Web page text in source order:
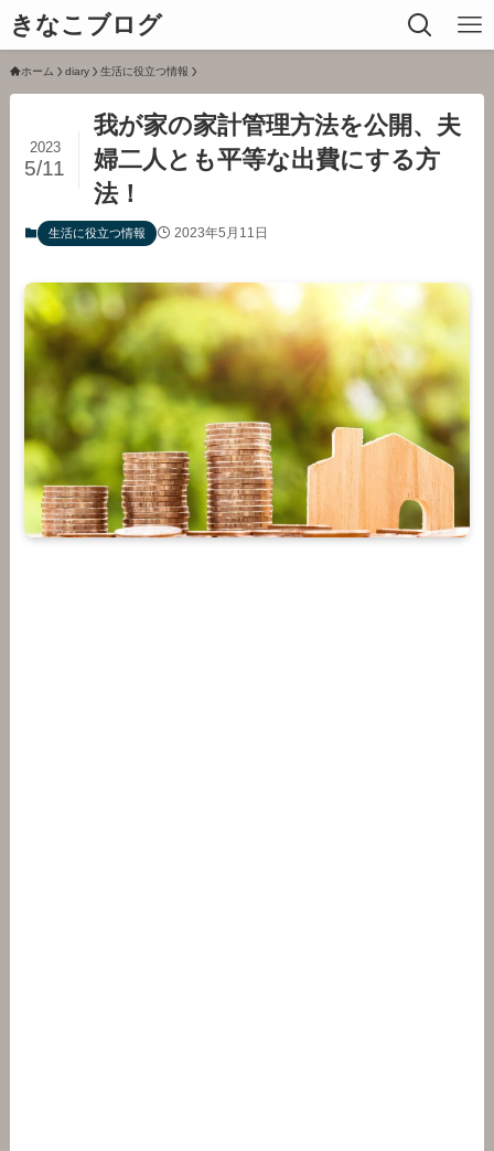
きなこブログ
ホーム diary 生活に役立つ情報
我が家の家計管理方法を公開、夫
婦二人とも平等な出費にする方
法！
2023
5/11
生活に役立つ情報 2023年5月11日